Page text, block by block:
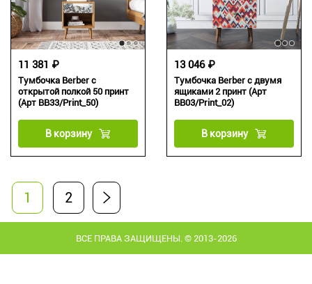
Тумбочка Berber с
открытой полкой 50 принт
(Арт BB33/Print_50)
11 381 ₽
В корзину
Тумбочка Berber с двумя
ящиками 2 принт (Арт
BB03/Print_02)
13 046 ₽
В корзину
1 2
ВСЕ ПРАВА ЗАЩИЩЕНЫ. © 2013-2026